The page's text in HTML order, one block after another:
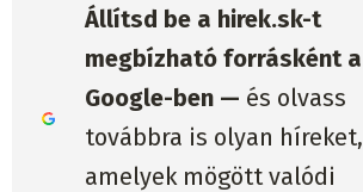
Állítsd be a hirek.sk-t
megbízható forrásként a
Google-ben — és olvass
továbbra is olyan híreket,
amelyek mögött valódi